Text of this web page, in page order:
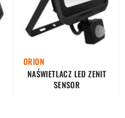
ORION
NAŚWIETLACZ LED ZENIT
SENSOR